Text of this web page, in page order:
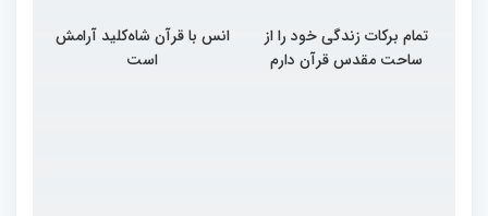
تمام برکات زندگی خود را از
ساحت مقدس قرآن دارم
انس با قرآن شاه‌کلید آرامش
است